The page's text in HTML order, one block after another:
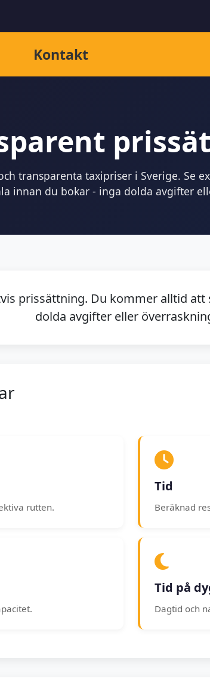
Kontakt
transparenta taxipriser i Sverige. Se
innan du bokar - inga dolda avgifter
prissättning. Du kommer alltid
dolda avgifter eller
rutten.
Tid
Beräknad
Tid på
Dagtid och